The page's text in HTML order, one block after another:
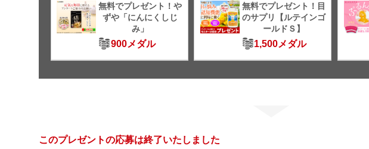
無料でプレゼント！や
ずや「にんにくしじ
み」
900メダル
無料でプレゼント！目
のサプリ【ルテインゴ
ールドＳ】
1,500メダル
このプレゼントの応募は終了いたしました